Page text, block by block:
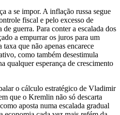
a se impor. A inflação russa segue
fiscal e pelo excesso de
guerra. Para conter a escalada dos
a empurrar os juros para um
que não apenas encarece
como também desestimula
qualquer esperança de crescimento
o cálculo estratégico de Vladimir
que o Kremlin não só descarta
aposta numa escalada gradual